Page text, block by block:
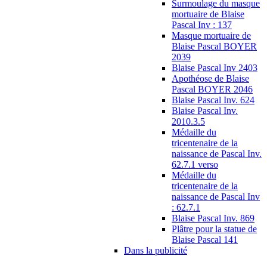
Surmoulage du masque
mortuaire de Blaise
Pascal Inv : 137
Masque mortuaire de
Blaise Pascal BOYER
2039
Blaise Pascal Inv 2403
Apothéose de Blaise
Pascal BOYER 2046
Blaise Pascal Inv. 624
Blaise Pascal Inv.
2010.3.5
Médaille du
tricentenaire de la
naissance de Pascal Inv.
62.7.1 verso
Médaille du
tricentenaire de la
naissance de Pascal Inv
: 62.7.1
Blaise Pascal Inv. 869
Plâtre pour la statue de
Blaise Pascal 141
Dans la publicité